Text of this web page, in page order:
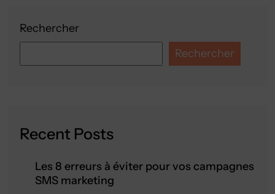
Rechercher
Rechercher
Recent Posts
Les 8 erreurs à éviter pour vos campagnes
SMS marketing